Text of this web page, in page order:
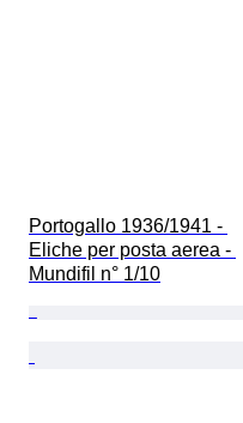
Portogallo 1936/1941 -
Eliche per posta aerea -
Mundifil n° 1/10